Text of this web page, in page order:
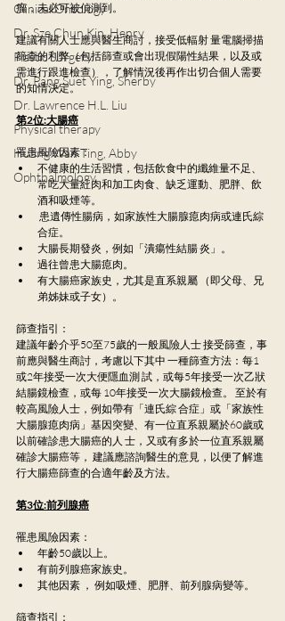
Clinical Oncology
Dr. Sze Chun Kin, Henry
Plastic Surgery
Dr. Pang Suet Ying, Sherby
Dr. Lawrence H.L. Liu
Physical therapy
Huang Wan Ting, Abby
Ophthalmology
瘤，未必可被偵測到。
建議有關人士應與醫生商討，接受低輻射 量電腦掃描
篩查的利弊（包括篩查或會出現假陽性結果，以及或
需進行跟進檢查），了解情況後再作出切合個人需要
的知情決定。
第2位:大腸癌
罹患風險因素：
不健康的生活習慣，包括飲食中的纖維量不足、
常吃大量紅肉和加工肉食、缺乏運動、肥胖、飲
酒和吸煙等。
合症。
大腸長期發炎，例如「潰瘍性結腸 炎」。
過往曾患大腸瘜肉。
有大腸癌家族史，尤其是直系親屬 （即父母、兄
弟姊妹或子女）。
篩查指引：
建議年齡介乎50至75歲的一般風險人士 接受篩查，事
前應與醫生商討，考慮以下其中 一種篩查方法：每1
或2年接受一次大便隱血測 試，或每5年接受一次乙狀
結腸鏡檢查，或每 10年接受一次大腸鏡檢查。 至於有
較高風險人士，例如帶有「連氏綜 合症」或「家族性
大腸腺瘜肉病」基因突變、有一位直系親屬於60歲或
以前確診患大腸癌的人 士，又或有多於一位直系親屬
確診大腸癌等， 建議應諮詢醫生的意見，以便了解進
行大腸癌篩查的合適年齡及方法。
第3位:前列腺癌
罹患風險因素：
年齡50歲以上。
有前列腺癌家族史。
其他因素 ， 例如吸煙、肥胖、前列腺病變等。
篩查指引：